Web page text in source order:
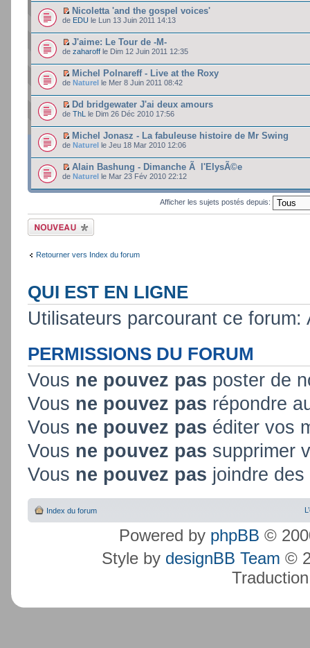
Nicoletta 'and the gospel voices'
de EDU le Lun 13 Juin 2011 14:13
J'aime: Le Tour de -M-
de zaharoff le Dim 12 Juin 2011 12:35
Michel Polnareff - Live at the Roxy
de Naturel le Mer 8 Juin 2011 08:42
Dd bridgewater J'ai deux amours
de ThL le Dim 26 Déc 2010 17:56
Michel Jonasz - La fabuleuse histoire de Mr Swing
de Naturel le Jeu 18 Mar 2010 12:06
Alain Bashung - Dimanche Ã l'ElysÃ©e
de Naturel le Mar 23 Fév 2010 22:12
Afficher les sujets postés depuis:
Ecrire un nouveau
sujet
Retourner vers Index du forum
QUI EST EN LIGNE
Utilisateurs parcourant ce
PERMISSIONS DU FORUM
Vous ne pouvez pas poster de
Vous ne pouvez pas répondre
Vous ne pouvez pas éditer vos
Vous ne pouvez pas supprimer
Vous ne pouvez pas joindre
Index du forum
Powered by phpBB ©
Style by designBB Team ©